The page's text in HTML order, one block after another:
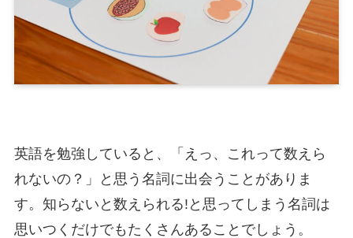
英語を勉強していると、「えっ、これって数えら
れないの？」と思う名詞に出会うことがありま
す。知らないと数えられる!と思ってしまう名詞は
思いつくだけでもたくさんあることでしょう。